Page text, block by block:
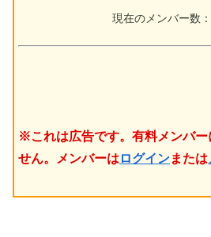
現在のメンバー数：
※これは広告です。有料メンバー
せん。メンバーは ログインまたは